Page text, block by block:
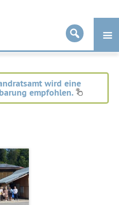
wird eine
empfohlen.